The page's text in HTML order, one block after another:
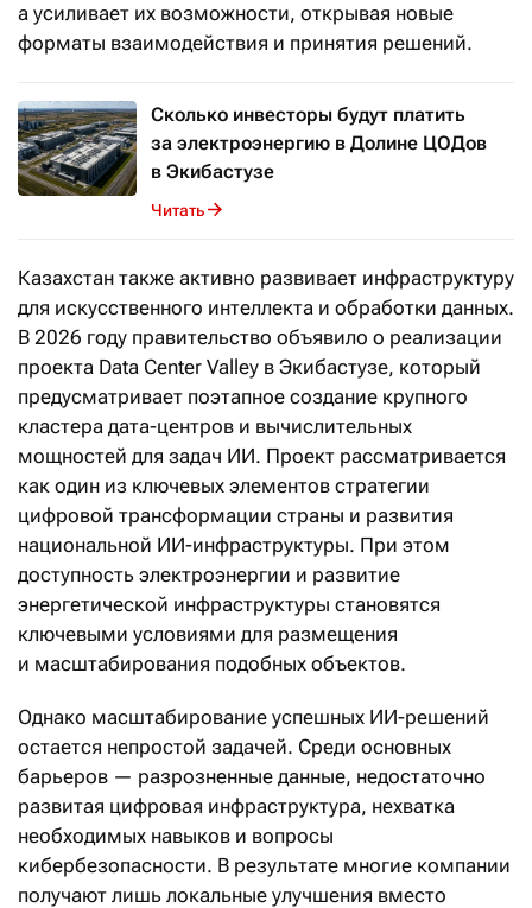
а усиливает их возможности, открывая новые
форматы взаимодействия и принятия решений.
Сколько инвесторы будут платить
за электроэнергию в Долине ЦОДов
в Экибастузе
Читать
Казахстан также активно развивает инфраструктуру
для искусственного интеллекта и обработки данных.
В 2026 году правительство объявило о реализации
проекта Data Center Valley в Экибастузе, который
предусматривает поэтапное создание крупного
кластера дата-центров и вычислительных
мощностей для задач ИИ. Проект рассматривается
как один из ключевых элементов стратегии
цифровой трансформации страны и развития
национальной ИИ-инфраструктуры. При этом
доступность электроэнергии и развитие
энергетической инфраструктуры становятся
ключевыми условиями для размещения
и масштабирования подобных объектов.
Однако масштабирование успешных ИИ-решений
остается непростой задачей. Среди основных
барьеров — разрозненные данные, недостаточно
развитая цифровая инфраструктура, нехватка
необходимых навыков и вопросы
кибербезопасности. В результате многие компании
получают лишь локальные улучшения вместо